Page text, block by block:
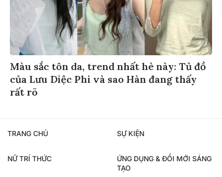
Màu sắc tôn da, trend nhất hè này: Tủ đồ
của Lưu Diệc Phi và sao Hàn đang thấy
rất rõ
TRANG CHỦ SỰ KIỆN
NỮ TRÍ THỨC
ỨNG DỤNG & ĐỔI MỚI SÁNG
TẠO